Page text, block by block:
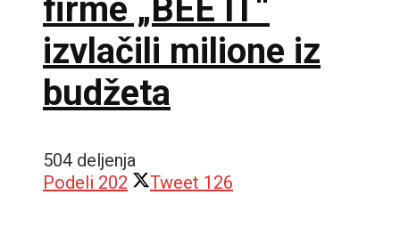
firme „BEE IT“
izvlačili milione iz
budžeta
504 deljenja
Podeli 202 Tweet 126